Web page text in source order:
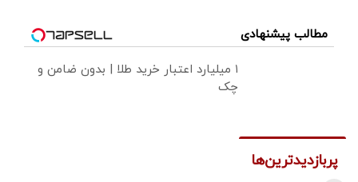
مطالب پیشنهادی
۱ میلیارد اعتبار خرید طلا | بدون ضامن و
چک
پربازدیدترین‌ها